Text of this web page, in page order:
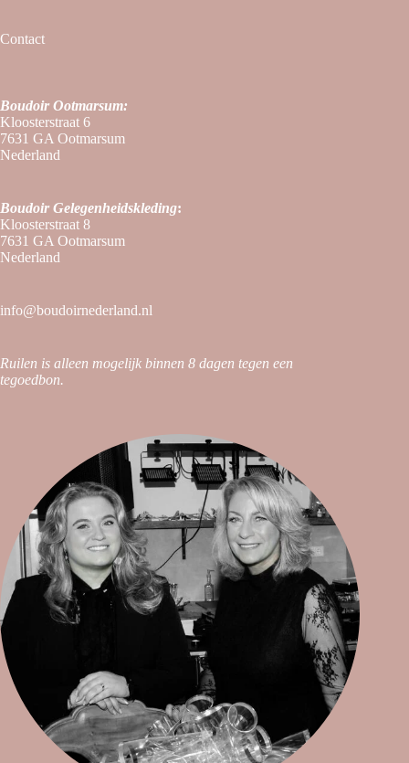
Contact
Boudoir Ootmarsum:
Kloosterstraat 6
7631 GA Ootmarsum
Nederland
Boudoir Gelegenheidskleding:
Kloosterstraat 8
7631 GA Ootmarsum
Nederland
info@boudoirnederland.nl
Ruilen is alleen mogelijk binnen 8 dagen tegen een
tegoedbon.